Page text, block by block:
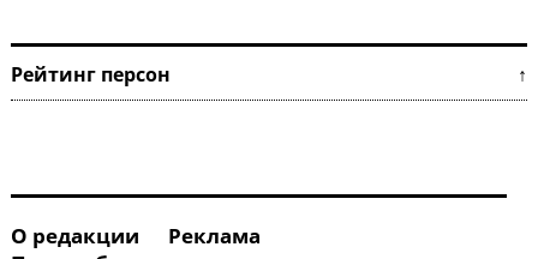
Рейтинг персон ↑
О редакции
Реклама